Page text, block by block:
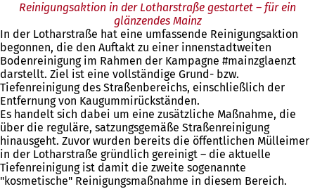
Reinigungsaktion in der Lotharstraße gestartet – für ein
glänzendes Mainz
In der Lotharstraße hat eine umfassende Reinigungsaktion
begonnen, die den Auftakt zu einer innenstadtweiten
Bodenreinigung im Rahmen der Kampagne #mainzglaenzt
darstellt. Ziel ist eine vollständige Grund- bzw.
Tiefenreinigung des Straßenbereichs, einschließlich der
Entfernung von Kaugummirückständen.
Es handelt sich dabei um eine zusätzliche Maßnahme, die
über die reguläre, satzungsgemäße Straßenreinigung
hinausgeht. Zuvor wurden bereits die öffentlichen Mülleimer
in der Lotharstraße gründlich gereinigt – die aktuelle
Tiefenreinigung ist damit die zweite sogenannte
"kosmetische" Reinigungsmaßnahme in diesem Bereich.